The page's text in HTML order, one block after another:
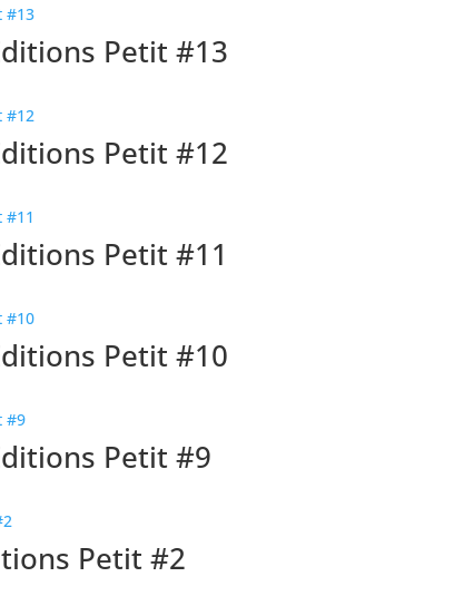
Petit #13
Petit #12
Petit #11
Petit #10
Petit #9
Petit #2